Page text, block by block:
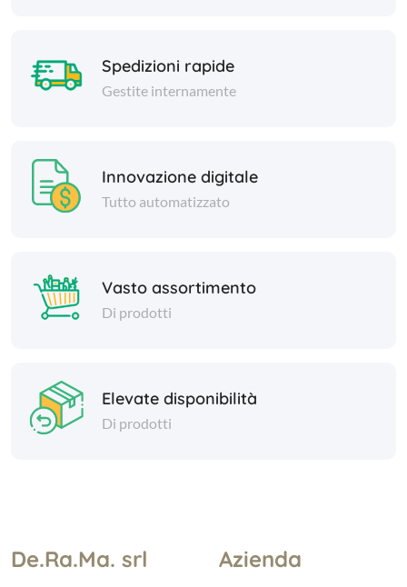
Spedizioni rapide
Gestite internamente
Innovazione digitale
Tutto automatizzato
Vasto assortimento
Di prodotti
Elevate disponibilità
Di prodotti
De.Ra.Ma. srl Azienda